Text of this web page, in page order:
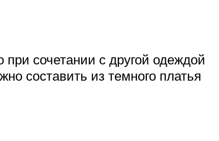
при сочетании с другой одеждой
составить из темного платья